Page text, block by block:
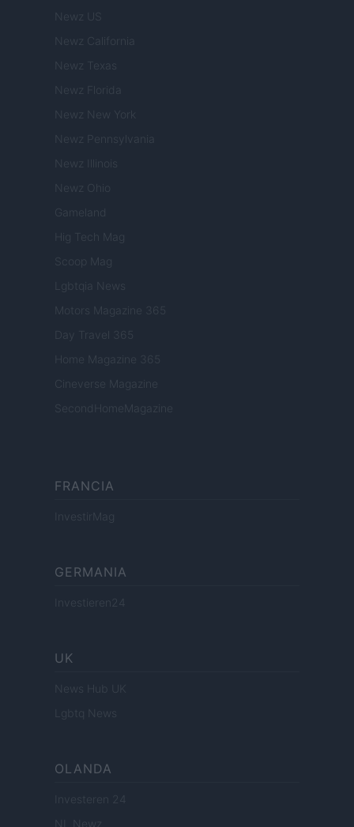
Newz US
Newz California
Newz Texas
Newz Florida
Newz New York
Newz Pennsylvania
Newz Illinois
Newz Ohio
Gameland
Hig Tech Mag
Scoop Mag
Lgbtqia News
Motors Magazine 365
Day Travel 365
Home Magazine 365
Cineverse Magazine
SecondHomeMagazine
FRANCIA
InvestirMag
GERMANIA
Investieren24
UK
News Hub UK
Lgbtq News
OLANDA
Investeren 24
NL Newz